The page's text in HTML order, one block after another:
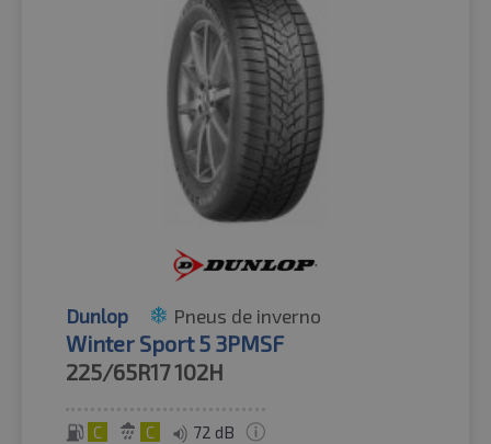
Dunlop Pneus de inverno
Winter Sport 5 3PMSF
225/65R17102H
C C 72 dB